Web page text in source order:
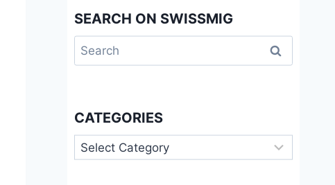
SEARCH ON SWISSMIG
Search
for:
CATEGORIES
Categories